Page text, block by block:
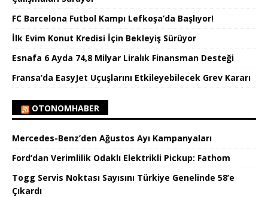
FC Barcelona Futbol Kampı Lefkoşa’da Başlıyor!
İlk Evim Konut Kredisi İçin Bekleyiş Sürüyor
Esnafa 6 Ayda 74,8 Milyar Liralık Finansman Desteği
Fransa’da EasyJet Uçuşlarını Etkileyebilecek Grev Kararı
OTONOMHABER
Mercedes-Benz’den Ağustos Ayı Kampanyaları
Ford’dan Verimlilik Odaklı Elektrikli Pickup: Fathom
Togg Servis Noktası Sayısını Türkiye Genelinde 58’e
Çıkardı